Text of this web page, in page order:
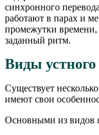
синхронного
работают в парах и
промежутки времени,
заданный ритм.
Виды устного
Существует
имеют свои
Основными из видов